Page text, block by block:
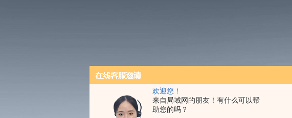
欢迎您！
来自局域网的朋友！有什么可以帮
助您的吗？